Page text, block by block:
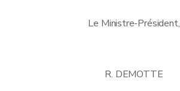
Le Ministre-Président,
R. DEMOTTE